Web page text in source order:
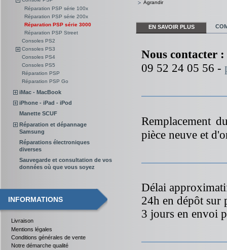
Réparation PSP série 100x
Réparation PSP série 200x
Réparation PSP série 3000
Réparation PSP Street
Consoles PS2
Consoles PS3
Consoles PS4
Consoles PS5
Réparation PSP
Réparation PSP Go
iMac - MacBook
iPhone - iPad - iPod
Manette SCUF
Réparation et dépannage
Samsung
Réparations électroniques
diverses
Sauvegarde et consultation de vos
données où que vous soyez
INFORMATIONS
Livraison
Mentions légales
Conditions générales de vente
Notre démarche qualité
Agrandir
EN SAVOIR PLUS
Nous contacter :
09 52 24 05 56 -
Remplacement
pièce neuve et
Délai
24h en dépôt sur
3 jours en envoi